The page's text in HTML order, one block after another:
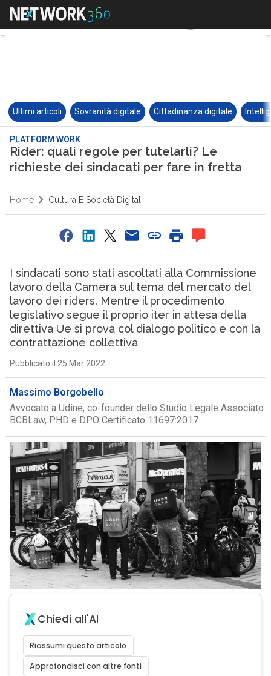
Ultimi articoli Sovranità digitale Cittadinanza digitale
PLATFORM WORK
Rider: quali regole per tutelarli? Le
richieste dei sindacati per fare in fretta
Home Cultura E Società Digitali
I sindacati sono stati ascoltati alla Commissione
lavoro della Camera sul tema del mercato del
lavoro dei riders. Mentre il procedimento
legislativo segue il proprio iter in attesa della
direttiva Ue si prova col dialogo politico e con la
contrattazione collettiva
Pubblicato il 25 Mar 2022
Massimo Borgobello
Avvocato a Udine, co-founder dello Studio Legale Associato
BCBLaw, PHD e DPO Certificato 11697:2017
Chiedi all'AI
Riassumi questo articolo
Approfondisci con altre fonti